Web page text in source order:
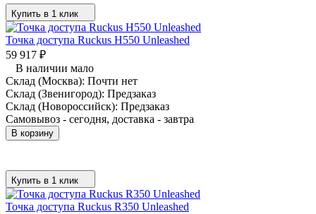
Купить в 1 клик
Точка доступа Ruckus H550 Unleashed
59 917 ₽
В наличии мало
Склад (Москва): Почти нет
Склад (Звенигород): Предзаказ
Склад (Новороссийск): Предзаказ
Самовывоз - сегодня, доставка - завтра
В корзину
Купить в 1 клик
Точка доступа Ruckus R350 Unleashed